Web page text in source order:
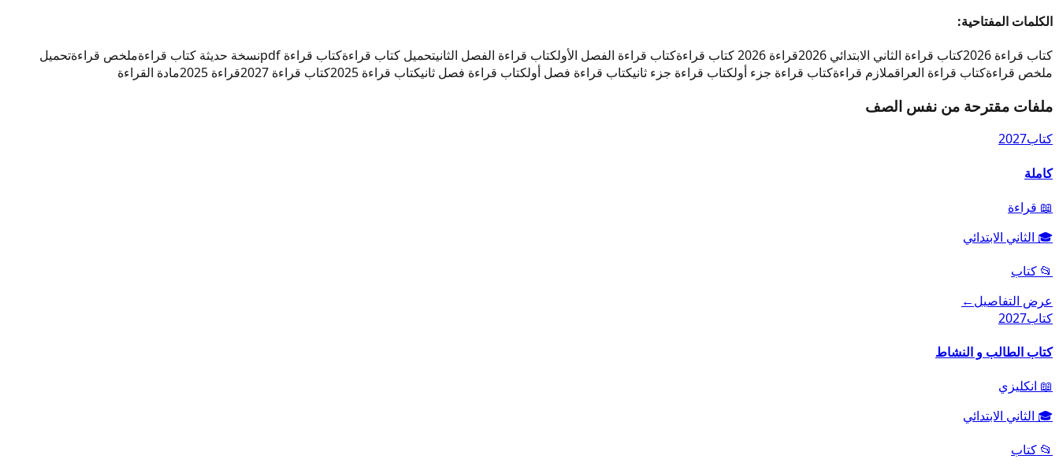
الكلمات المفتاحية:
كتاب قراءة 2026
كتاب قراءة الثاني الابتدائي 2026 قراءة 2026 كتاب قراءة كتاب قراءة الفصل الأولكتاب قراءة الفصل الثانيتحميل كتاب قراءةكتاب قراءة pdf نسخة حديثة كتاب قراءةملخص قراءةتحميل
ملخص قراءةكتاب قراءة العراقملازم قراءةكتاب قراءة جزء أولكتاب قراءة جزء ثانيكتاب قراءة فصل أولكتاب قراءة فصل ثانيكتاب قراءة 2025 كتاب قراءة 2027 قراءة 2025 مادة القراءة
ملفات مقترحة من نفس الصف
كتاب2027
كاملة
📖 قراءة
🎓 الثاني الابتدائي
📂 كتاب
عرض التفاصيل←
كتاب2027
كتاب الطالب و النشاط
📖 انكليزي
🎓 الثاني الابتدائي
📂 كتاب